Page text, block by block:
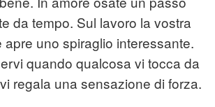
da tempo. Sul lavoro la vostra
uno spiraglio interessante.
quando qualcosa vi tocca da
regala una sensazione di forza.